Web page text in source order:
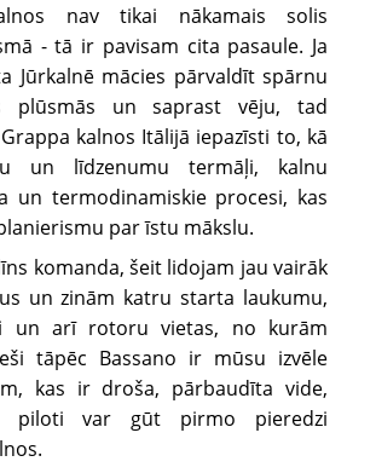
nav tikai nākamais solis
- tā ir pavisam cita pasaule. Ja
Jūrkalnē mācies pārvaldīt spārnu
plūsmās un saprast vēju, tad
kalnos Itālijā iepazīsti to, kā
un līdzenumu termāļi, kalnu
un termodinamiskie procesi, kas
par īstu mākslu.
komanda, šeit lidojam jau vairāk
un zinām katru starta laukumu,
un arī rotoru vietas, no kurām
tāpēc Bassano ir mūsu izvēle
kas ir droša, pārbaudīta vide,
piloti var gūt pirmo pieredzi